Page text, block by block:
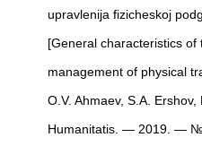
upravlenija fizicheskoj
[General characteristics of
management of physical
O.V. Ahmaev, S.A.
Humanitatis. — 2019. —